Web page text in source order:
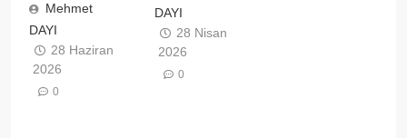
Mehmet
DAYI
28 Haziran
2026
0
DAYI
28 Nisan
2026
0